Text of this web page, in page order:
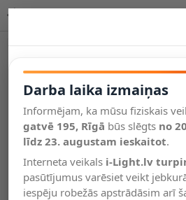
Salīdzināt
Vēlmju
saraksts
Valodas
Darba laika izmaiņas
Informējam, ka mūsu fiziskais
gatvē 195, Rīgā būs slēgts no
līdz 23. augustam ieskaitot.
Interneta veikals i-Light.lv
pasūtījumus varēsiet veikt
iespēju robežās apstrādāsim arī